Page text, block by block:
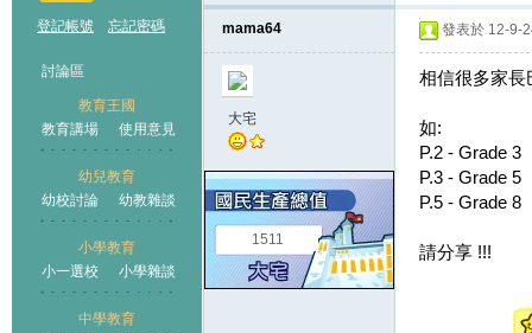
登記帳號 忘記密碼
討論區
教育王國
教育講場
使用意見
幼兒教育
幼校討論
幼教雜談
小學教育
小一選校
小學雜談
中學教育
王國
mama64
大宅
1511
發表於 12-9-
相信很多家長
如:
P.2 - Grade 3
P.3 - Grade 5
P.5 - Grade 8
請分享 !!!